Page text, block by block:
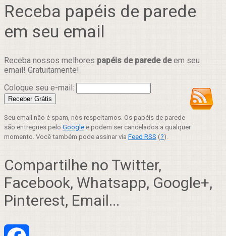
Receba papéis de parede
em seu email
Receba nossos melhores papéis de parede deem seu
email! Gratuitamente!
Coloque seu e-mail:
Seu email não é spam, nós respeitamos. Os papéis de parede
são entregues pelo Google e podem ser cancelados a qualquer
momento. Você também pode assinar via Feed RSS (?).
Compartilhe no Twitter,
Facebook, Whatsapp, Google+,
Pinterest, Email...